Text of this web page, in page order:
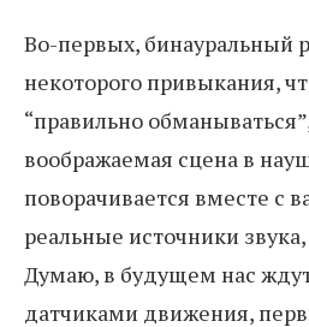
Во-первых, бинауральный
некоторого привыкания,
“правильно
воображаемая сцена в
поворачивается вместе с
реальные источники
Думаю, в будущем нас
датчиками движения,